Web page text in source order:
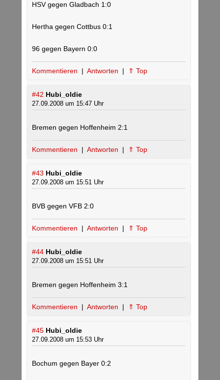
HSV gegen Gladbach 1:0
Hertha gegen Cottbus 0:1
96 gegen Bayern 0:0
Kommentieren | Antworten | ⇑ Top
#42 Hubi_oldie
27.09.2008 um 15:47 Uhr
Bremen gegen Hoffenheim 2:1
Kommentieren | Antworten | ⇑ Top
#43 Hubi_oldie
27.09.2008 um 15:51 Uhr
BVB gegen VFB 2:0
Kommentieren | Antworten | ⇑ Top
#44 Hubi_oldie
27.09.2008 um 15:51 Uhr
Bremen gegen Hoffenheim 3:1
Kommentieren | Antworten | ⇑ Top
#45 Hubi_oldie
27.09.2008 um 15:53 Uhr
Bochum gegen Bayer 0:2